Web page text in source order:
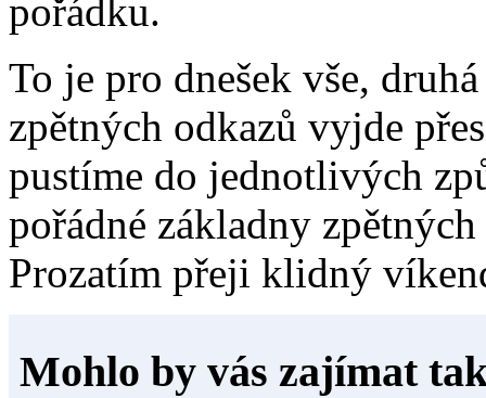
pořádku.
To je pro dnešek vše,
zpětných odkazů vyjde
pustíme do jednotlivých
pořádné základny
Prozatím přeji klidný
Mohlo by vás zajímat